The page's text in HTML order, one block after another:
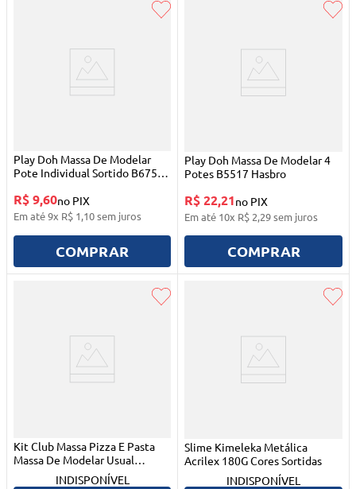
Play Doh Massa De Modelar
Pote Individual Sortido B6756
R$ 9,60no PIX
Em até9x R$ 1,10sem juros
COMPRAR
Play Doh Massa De Modelar 4
Potes B5517 Hasbro
R$ 22,21no PIX
Em até 10x R$ 2,29sem juros
COMPRAR
Kit Club Massa Pizza E Pasta
Massa De Modelar Usual
BrinquedosINDISPONÍVEL
Slime Kimeleka Metálica
Acrilex 180G Cores Sortidas
INDISPONÍVEL